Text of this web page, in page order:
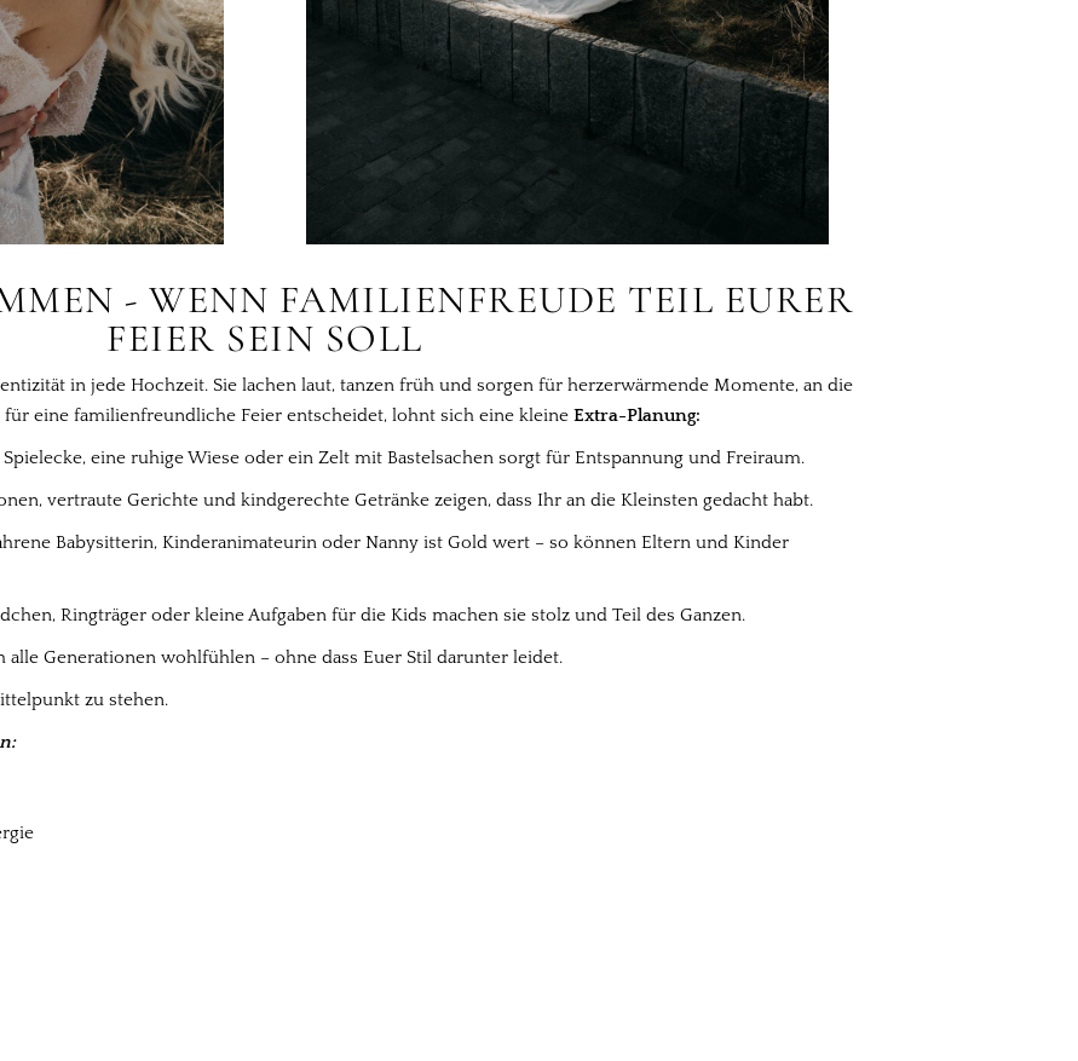
- WENN FAMILIENFREUDE TEIL EURER
FEIER SEIN SOLL
in jede Hochzeit. Sie lachen laut, tanzen früh und sorgen für herzerwärmende Momente, an die
eine familienfreundliche Feier entscheidet, lohnt sich eine kleine Extra-Planung:
eine ruhige Wiese oder ein Zelt mit Bastelsachen sorgt für Entspannung und Freiraum.
vertraute Gerichte und kindgerechte Getränke zeigen, dass Ihr an die Kleinsten gedacht habt.
Babysitterin, Kinderanimateurin oder Nanny ist Gold wert – so können Eltern und Kinder
Ringträger oder kleine Aufgaben für die Kids machen sie stolz und Teil des Ganzen.
alle Generationen wohlfühlen – ohne dass Euer Stil darunter leidet.
zu stehen.